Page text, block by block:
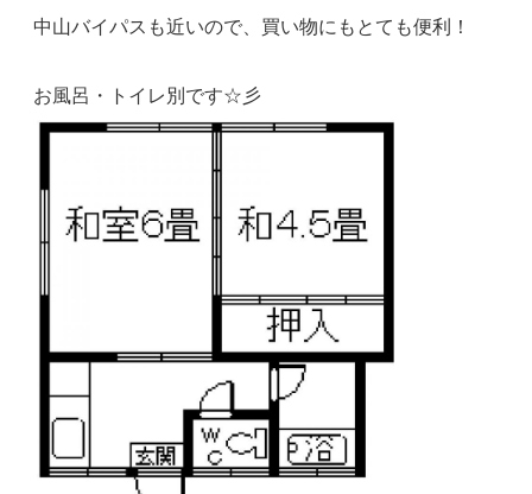
中山バイパスも近いので、買い物にもとても便利！
お風呂・トイレ別です☆彡